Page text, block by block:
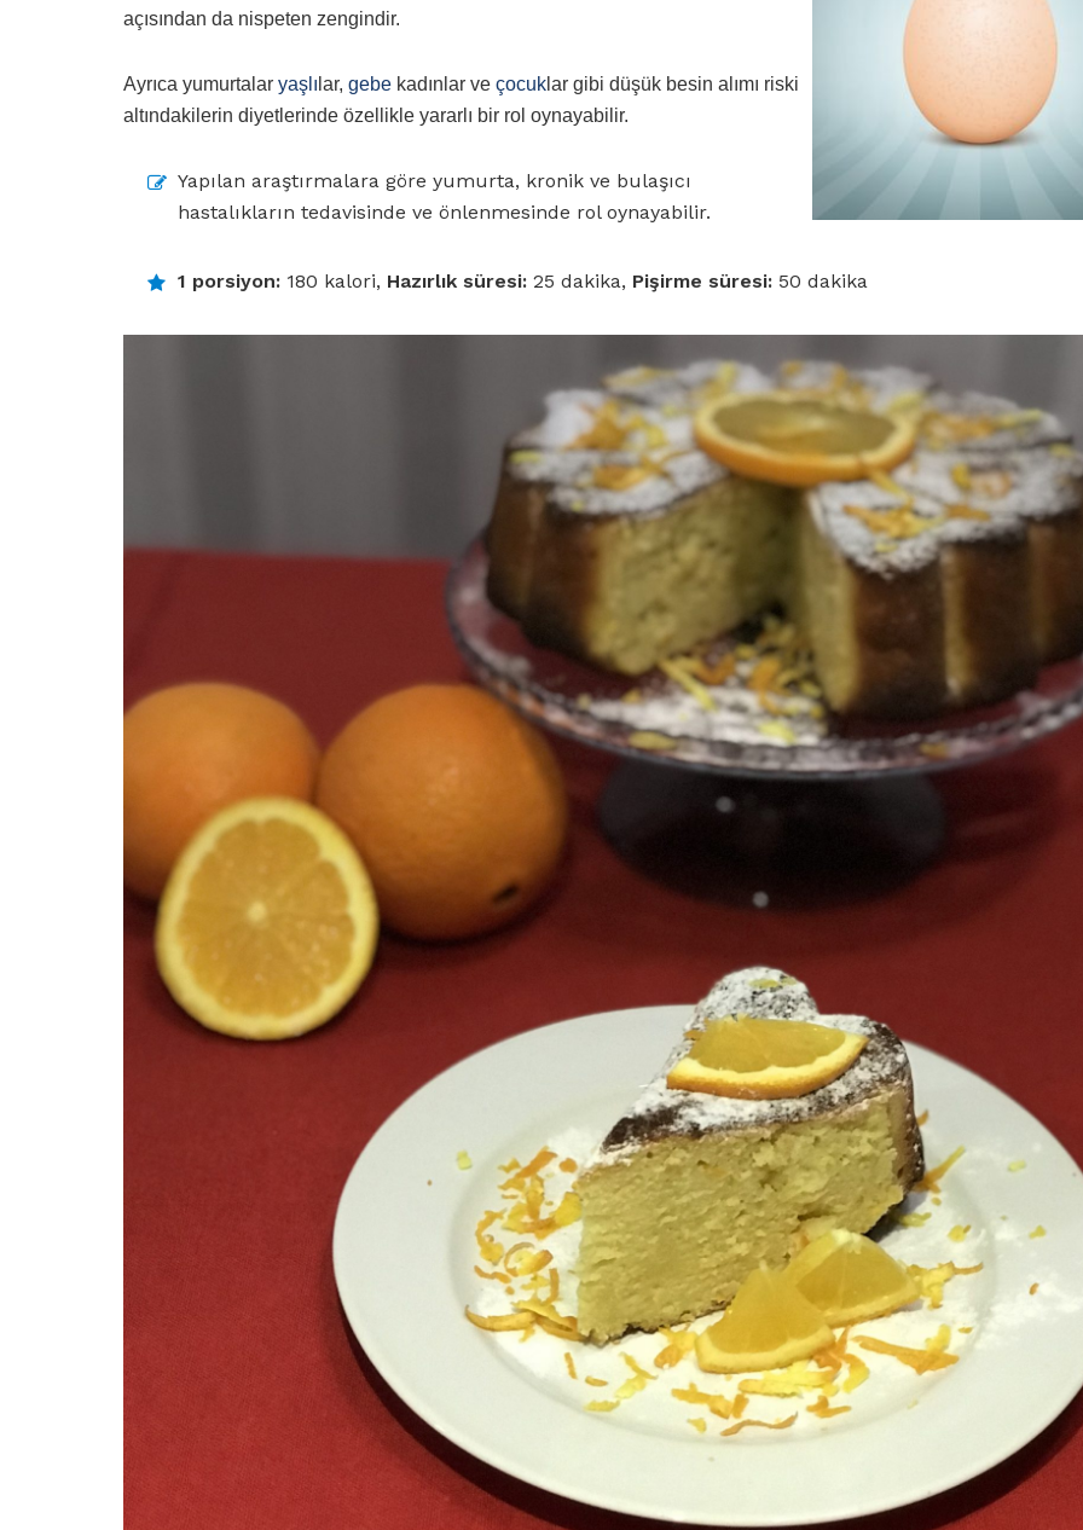
açısından da nispeten zengindir.
Ayrıca yumurtalar yaşlı lar, gebe kadınlar ve çocuk lar gibi düşük besin alımı riski
altındakilerin diyetlerinde özellikle yararlı bir rol oynayabilir.
Yapılan araştırmalara göre yumurta, kronik ve bulaşıcı
hastalıkların tedavisinde ve önlenmesinde rol oynayabilir.
1 porsiyon: 180 kalori, Hazırlık süresi: 25 dakika, Pişirme süresi: 50 dakika